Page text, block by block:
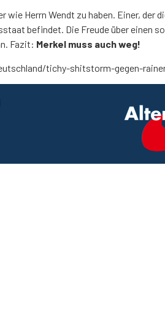
Herrn Wendt zu haben. Einer, der
befindet. Die Freude über einen
Fazit: Merkel muss auch weg!
tichy-shitstorm-gegen-